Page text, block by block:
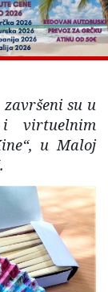
su u
i virtuelnim
u Maloj